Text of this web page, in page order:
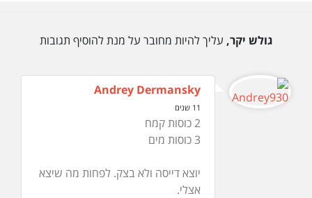
גולש יקר, עליך להיות מחובר על מנת להוסיף תגובות
Andrey Dermansky
11 שנים
2 כוסות קמח
3 כוסות מים
יוצא דייסה ולא בצק. לפחות מה שיצא
אצלי.